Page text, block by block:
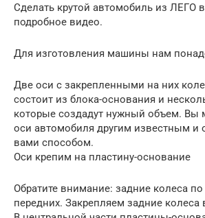
Сделать крутой автомобиль из ЛЕГО
подробное видео.
Для изготовления машины нам
Две оси с закрепленными на них
состоит из блока-основания и
которые создадут нужный объем. Вы
оси автомобиля другим известным и
вами способом.
Оси крепим на пластину-основание
Обратите внимание: задние колеса
передних. Закрепляем задние колеса